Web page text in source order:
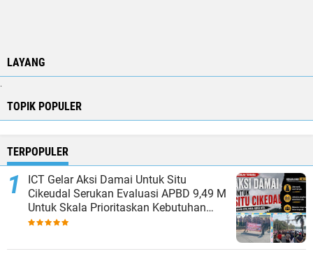
LAYANG
.
TOPIK POPULER
TERPOPULER
ICT Gelar Aksi Damai Untuk Situ
Cikeudal Serukan Evaluasi APBD 9,49 M
Untuk Skala Prioritaskan Kebutuhan
Dasar Masyarakat Belum Saat nya